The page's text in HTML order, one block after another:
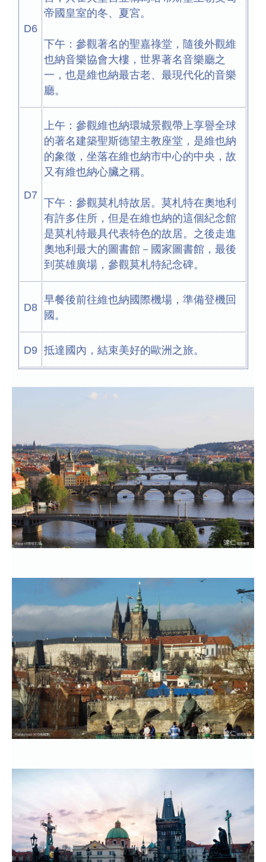
D6
帝國皇室的冬、夏宮。
下午：參觀著名的聖嘉祿堂，隨後外觀維
也納音樂協會大樓，世界著名音樂廳之
一，也是維也納最古老、最現代化的音樂
廳。
D7
上午：參觀維也納環城景觀帶上享譽全球
的著名建築聖斯德望主教座堂，是維也納
的象徵，坐落在維也納市中心的中央，故
又有維也納心臟之稱。
下午：參觀莫札特故居。莫札特在奧地利
有許多住所，但是在維也納的這個紀念館
是莫札特最具代表特色的故居。之後走進
奧地利最大的圖書館－國家圖書館，最後
到英雄廣場，參觀莫札特紀念碑。
D8
早餐後前往維也納國際機場，準備登機回
國。
D9 抵達國內，結束美好的歐洲之旅。